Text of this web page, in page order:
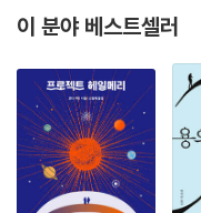
가족의 붕괴와 아버지의 빈
모님을 향한 원망이 아니다.
의심하면서 어머니에게도 죄
신경이 날카로워진 어머니와
로 이어지다 결국에는 아버
하게 되는 과정을 겪는다.
조반나가 어른들의 허영과
이 분야 베스트셀러